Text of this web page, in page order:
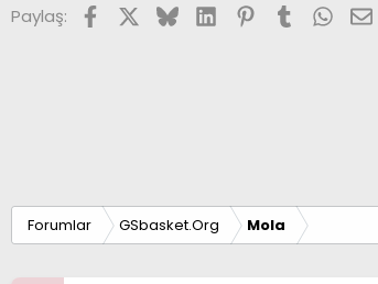
Paylaş: FacebookX (Twitter)
BlueskyLinkedInPinterest
Tumblr
Forumlar GSbasket.Org Mola